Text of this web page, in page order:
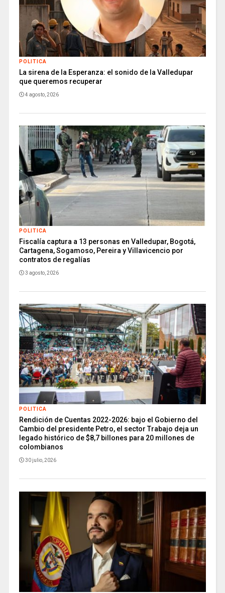
POLITICA
La sirena de la Esperanza: el sonido de la Valledupar
que queremos recuperar
4 agosto, 2026
POLITICA
Fiscalía captura a 13 personas en Valledupar, Bogotá,
Cartagena, Sogamoso, Pereira y Villavicencio por
contratos de regalías
3 agosto, 2026
POLITICA
Rendición de Cuentas 2022-2026: bajo el Gobierno del
Cambio del presidente Petro, el sector Trabajo deja un
legado histórico de $8,7 billones para 20 millones de
colombianos
30 julio, 2026